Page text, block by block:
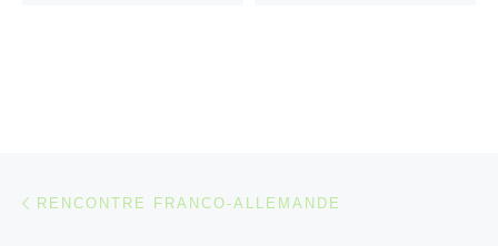
Parcourir les articles
RENCONTRE FRANCO-ALLEMANDE